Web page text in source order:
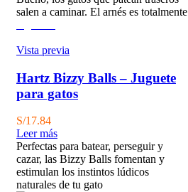
salen a caminar. El arnés es totalmente
Vista previa
Hartz Bizzy Balls – Juguete
para gatos
S/17.84
Leer más
Perfectas para batear, perseguir y
cazar, las Bizzy Balls fomentan y
estimulan los instintos lúdicos
naturales de tu gato